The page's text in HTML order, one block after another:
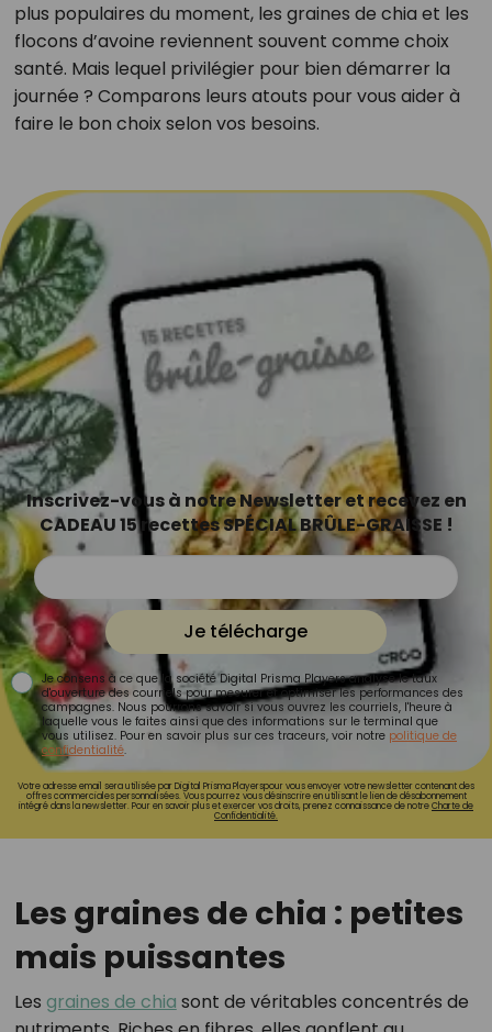
plus populaires du moment, les graines de chia et les
flocons d’avoine reviennent souvent comme choix
santé. Mais lequel privilégier pour bien démarrer la
journée ? Comparons leurs atouts pour vous aider à
faire le bon choix selon vos besoins.
Inscrivez-vous à notre Newsletter et recevez en
CADEAU 15 recettes SPÉCIAL BRÛLE-GRAISSE !
Je télécharge
Je consens à ce que la société Digital Prisma Players analyse le taux
d'ouverture des courriels pour mesurer et optimiser les performances des
campagnes. Nous pourrons savoir si vous ouvrez les courriels, l'heure à
laquelle vous le faites ainsi que des informations sur le terminal que
vous utilisez. Pour en savoir plus sur ces traceurs, voir notre politique de
confidentialité.
Votre adresse email sera utilisée par Digital Prisma Playerspour vous envoyer votre newsletter contenant des
offres commerciales personnalisées. Vous pourrez vous désinscrire en utilisant le lien de désabonnement
intégré dans la newsletter. Pour en savoir plus et exercer vos droits, prenez connaissance de notreCharte de
Confidentialité.
Les graines de chia : petites
mais puissantes
Les graines de chia sont de véritables concentrés de